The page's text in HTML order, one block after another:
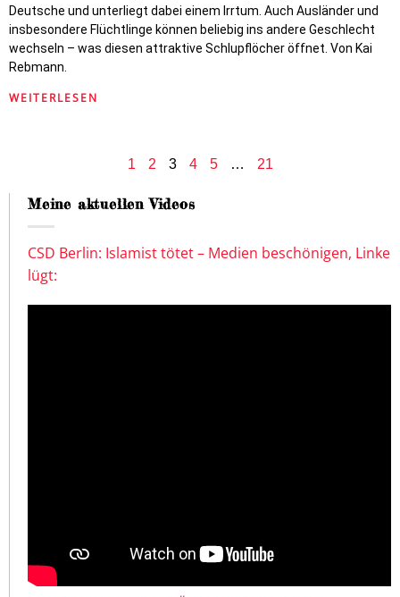
Deutsche und unterliegt dabei einem Irrtum. Auch Ausländer und
insbesondere Flüchtlinge können beliebig ins andere Geschlecht
wechseln – was diesen attraktive Schlupflöcher öffnet. Von Kai
Rebmann.
WEITERLESEN
1 2 3 4 5 … 21
Meine aktuellen Videos
CSD Berlin: Islamist tötet – Medien beschönigen, Linke
lügt: